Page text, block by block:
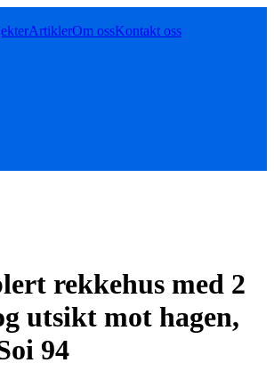
ArtiklerOm ossKontakt oss
rekkehus med 2
utsikt mot hagen,
94